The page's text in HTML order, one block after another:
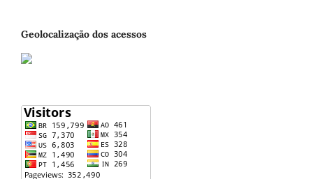
Geolocalização dos acessos